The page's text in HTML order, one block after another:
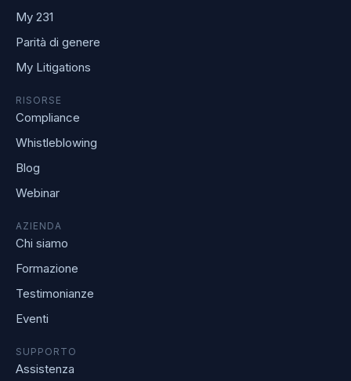
My 231
Parità di genere
My Litigations
RISORSE
Compliance
Whistleblowing
Blog
Webinar
AZIENDA
Chi siamo
Formazione
Testimonianze
Eventi
SUPPORTO
Assistenza